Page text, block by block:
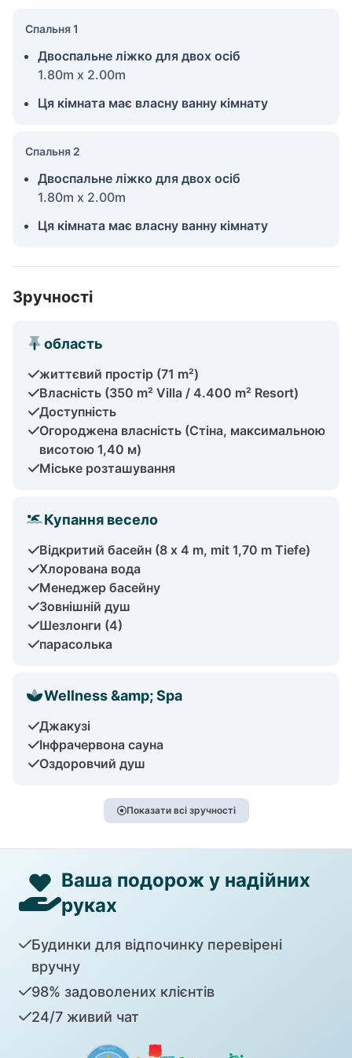
Спальня 1
Двоспальне ліжко для двох осіб
1.80m x 2.00m
Ця кімната має власну ванну кімнату
Спальня 2
Двоспальне ліжко для двох осіб
1.80m x 2.00m
Ця кімната має власну ванну кімнату
Зручності
область
життєвий простір (71 m²)
Власність (350 m² Villa / 4.400 m² Resort)
Доступність
Огороджена власність (Стіна, максимальною
висотою 1,40 м)
Міське розташування
Купання весело
Відкритий басейн (8 x 4 m, mit 1,70 m Tiefe)
Хлорована вода
Менеджер басейну
Зовнішній душ
Шезлонги (4)
парасолька
Wellness &amp; Spa
Джакузі
Інфрачервона сауна
Оздоровчий душ
Показати всі зручності
Ваша подорож у надійних
руках
Будинки для відпочинку перевірені
вручну
98% задоволених клієнтів
24/7 живий чат